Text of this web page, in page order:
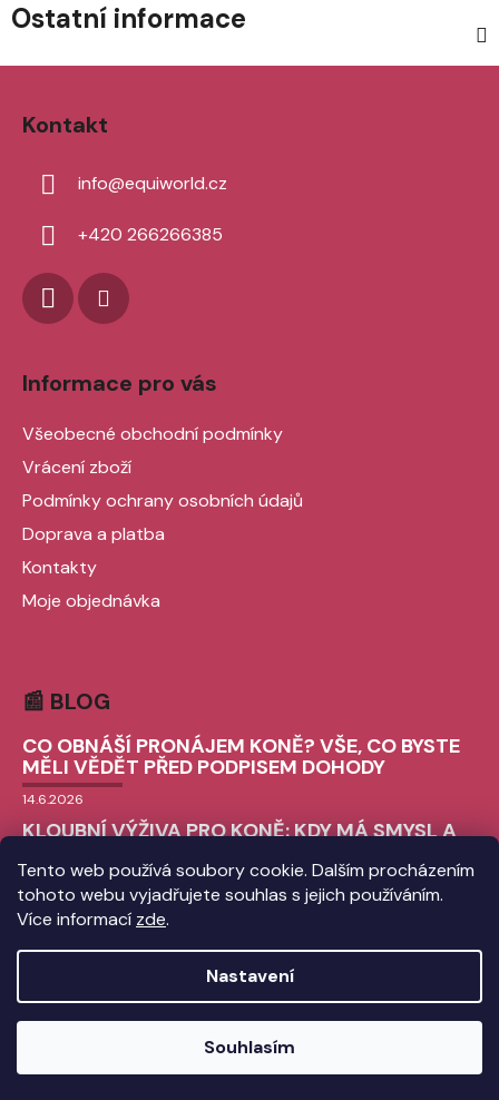
Tento web používá soubory cookie. Dalším procházením
tohoto webu vyjadřujete souhlas s jejich používáním.
Více informací zde.
Nastavení
Souhlasím
Ostatní informace
Kontakt
info@equiworld.cz
+420 266266385
Informace pro vás
Všeobecné obchodní podmínky
Vrácení zboží
Podmínky ochrany osobních údajů
Doprava a platba
Kontakty
Moje objednávka
📰 BLOG
CO OBNÁŠÍ PRONÁJEM KONĚ? VŠE, CO BYSTE
MĚLI VĚDĚT PŘED PODPISEM DOHODY
14.6.2026
KLOUBNÍ VÝŽIVA PRO KONĚ: KDY MÁ SMYSL A
9.6.2026
CHLADICÍ BOTY PRO KONĚ: VŠE, CO
Copyright 2026equiworld.cz. Všechna práva vyhrazena.